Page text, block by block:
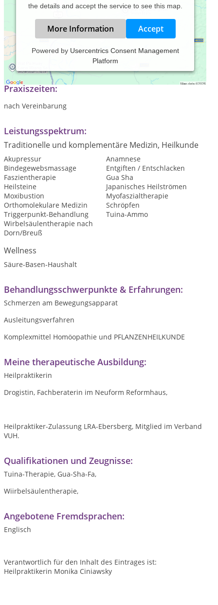
the details and accept the service to see this map.
More Information Accept
Powered by Usercentrics Consent Management
Platform
Tätig in eigener Praxis seit 2013.
Praxiszeiten:
nach Vereinbarung
Leistungsspektrum:
Traditionelle und komplementäre Medizin, Heilkunde
Akupressur
Anamnese
Bindegewebsmassage
Entgiften / Entschlacken
Faszientherapie
Gua Sha
Heilsteine
Japanisches Heilströmen
Moxibustion
Myofaszialtherapie
Orthomolekulare Medizin
Schröpfen
Triggerpunkt-Behandlung
Tuina-Ammo
Wirbelsäulentherapie nach
Dorn/Breuß
Wellness
Säure-Basen-Haushalt
Behandlungsschwerpunkte & Erfahrungen:
Schmerzen am Bewegungsapparat
Ausleitungsverfahren
Komplexmittel Homöopathie und PFLANZENHEILKUNDE
Meine therapeutische Ausbildung:
Heilpraktikerin
Drogistin, Fachberaterin im Neuform Reformhaus,
Heilpraktiker-Zulassung LRA-Ebersberg, Mitglied im Verband
VUH.
Qualifikationen und Zeugnisse:
Tuina-Therapie, Gua-Sha-Fa,
Wiirbelsäulentherapie,
Angebotene Fremdsprachen:
Englisch
Verantwortlich für den Inhalt des Eintrages ist:
Heilpraktikerin Monika Ciniawsky